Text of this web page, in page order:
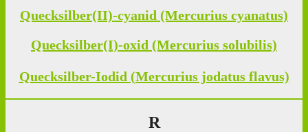
Quecksilber(II)-cyanid (Mercurius cyanatus)
Quecksilber(I)-oxid (Mercurius solubilis)
Quecksilber-Iodid (Mercurius jodatus flavus)
R